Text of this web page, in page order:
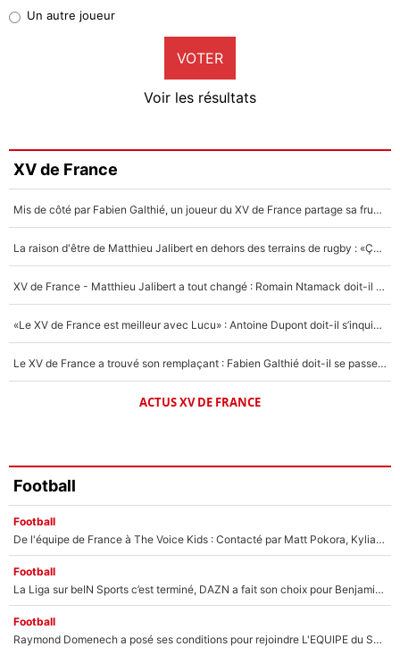
9%
Faris Moumbagna
4%
Un autre joueur
5%
Un autre joueur
VOTER
Voir les résultats
XV de France
Mis de côté par Fabien Galthié, un joueur du XV de France partage sa frustration : «ils ne me l’ont pas dit tout de suite»
La raison d'être de Matthieu Jalibert en dehors des terrains de rugby : «Ça m'atteint autant que si tu touches à un membre de ma famille»
XV de France - Matthieu Jalibert a tout changé : Romain Ntamack doit-il s’inquiéter pour sa place à un an de la Coupe du monde ?
«Le XV de France est meilleur avec Lucu» : Antoine Dupont doit-il s’inquiéter pour sa place ?
Le XV de France a trouvé son remplaçant : Fabien Galthié doit-il se passer d'Antoine Dupont ?
ACTUS XV DE FRANCE
Football
Football
De l'équipe de France à The Voice Kids : Contacté par Matt Pokora, Kylian Mbappé a accepté de jouer un rôle inédit sur TF1 !
Football
La Liga sur beIN Sports c’est terminé, DAZN a fait son choix pour Benjamin Da Silva et Omar Da Fonseca !
Football
Raymond Domenech a posé ses conditions pour rejoindre L'EQUIPE du Soir : Il refuse de faire l'émission avec un autre chroniqueur !